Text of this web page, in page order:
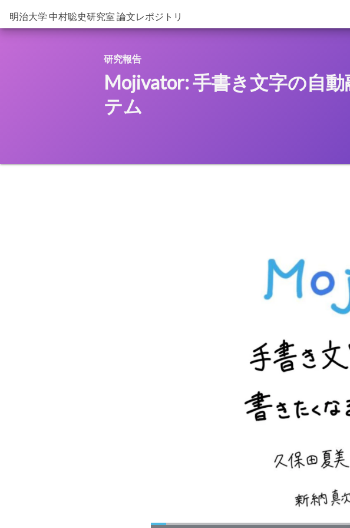
明治大学 中村聡史研究室 論文レポジトリ
研究報告
Mojivator: 手書き文字の自
テム